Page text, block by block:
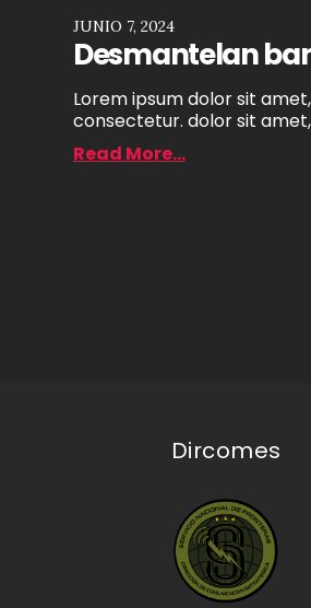
Desmantelan
Lorem ipsum dolor sit
consectetur. dolor sit
JUNIO 7, 2024
Read More...
Dircomes